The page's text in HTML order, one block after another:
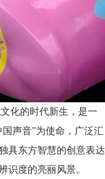
化的时代新生，是一
声音”为使命，广泛汇
具东方智慧的创意表达
识度的亮丽风景。